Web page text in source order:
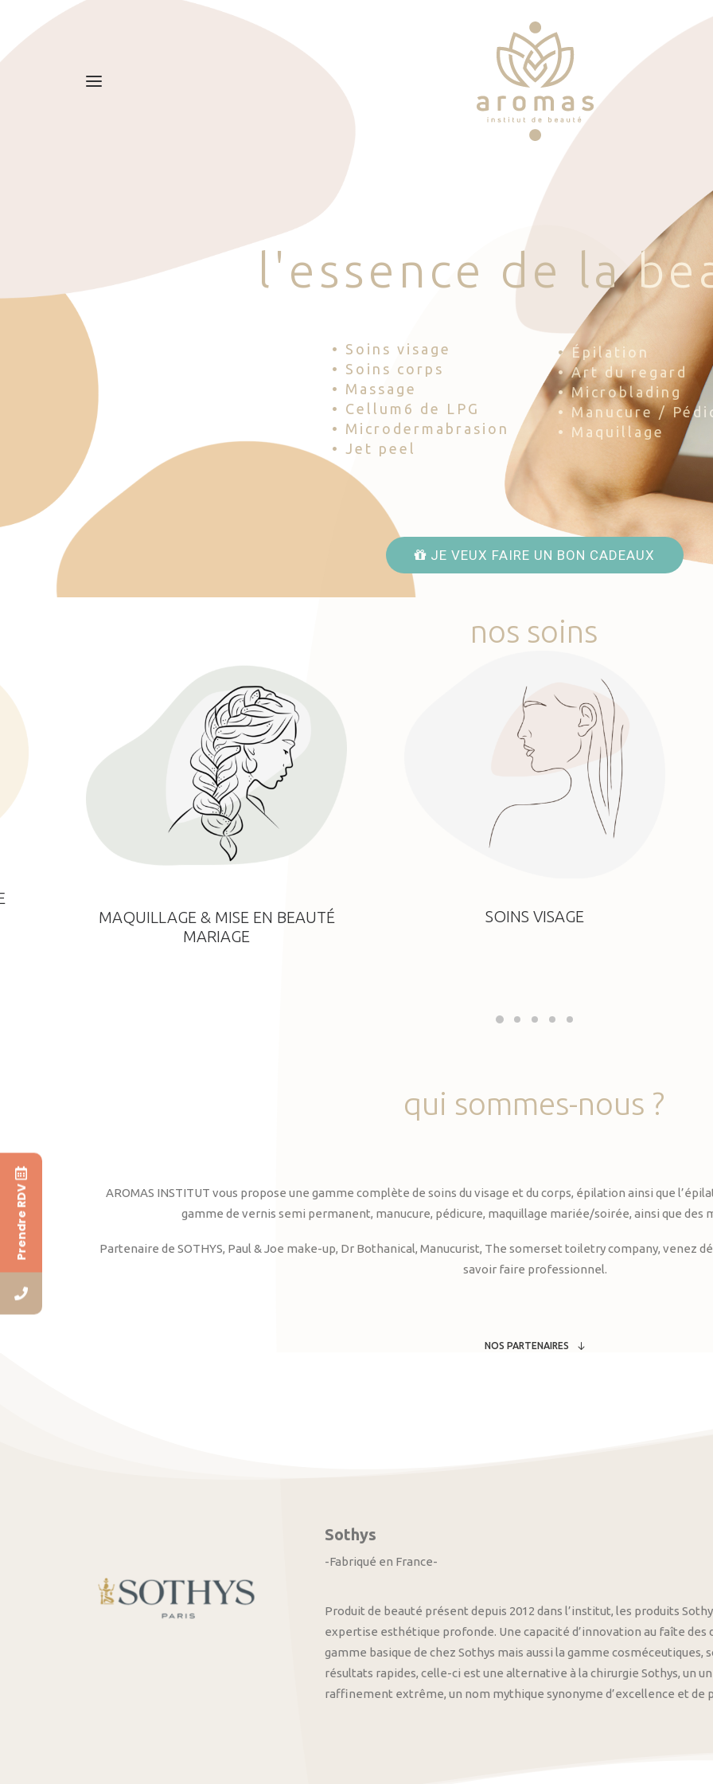
l 'esse nce d e la be
• Soins visage
• Soins corps
• Massage
• Cellum6 de LPG
• Microdermabrasion
• Jet peel
• Épilation
• Art du regard
• Microblading
• Manucure /
• Maquillage
JE VEUX FAIRE UN BON CADEAUX
nos soins
MAQUILLAGE & MISE EN BEAUTÉ
MARIAGE
SOINS VISAGE
qui sommes-nous ?
AROMAS INSTITUT vous propose une gamme complète de soins du visage et du corps, épilation ainsi que
gamme de vernis semi permanent, manucure, pédicure, maquillage mariée/soirée, ainsi que des
Partenaire de SOTHYS, Paul & Joe make-up, Dr Bothanical, Manucurist, The somerset toiletry company, venez
savoir faire professionnel.
NOS PARTENAIRES
Sothys
-Fabriqué en France-
Produit de beauté présent depuis 2012 dans l’institut, les produits
expertise esthétique profonde. Une capacité d’innovation au faîte
gamme basique de chez Sothys mais aussi la gamme
résultats rapides, celle-ci est une alternative à la chirurgie Sothys, un
raffinement extrême, un nom mythique synonyme d’excellence et de
Prendre RDV